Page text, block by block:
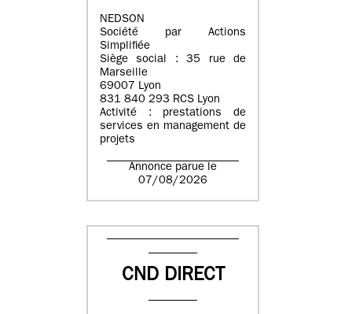
NEDSON
Société par Actions
Simplifiée
Siège social : 35 rue de
Marseille
69007 Lyon
831 840 293 RCS Lyon
Activité : prestations de
services en management de
projets
Annonce parue le
07/08/2026
CND DIRECT